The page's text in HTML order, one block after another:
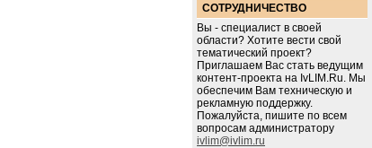
СОТРУДНИЧЕСТВО
Вы - специалист в своей
области? Хотите вести свой
тематический проект?
Приглашаем Вас стать ведущим
контент-проекта на IvLIM.Ru. Мы
обеспечим Вам техническую и
рекламную поддержку.
Пожалуйста, пишите по всем
вопросам администратору
ivlim@ivlim.ru